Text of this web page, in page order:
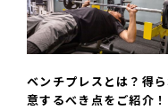
ベンチプレスとは？得
意するべき点をご紹介！